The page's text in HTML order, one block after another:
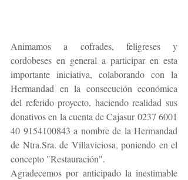
Animamos a cofrades, feligreses y
cordobeses en general a participar en esta
importante iniciativa, colaborando con la
Hermandad en la consecución económica
del referido proyecto, haciendo realidad sus
donativos en la cuenta de Cajasur 0237 6001
40 9154100843 a nombre de la Hermandad
de Ntra.Sra. de Villaviciosa, poniendo en el
concepto "Restauración".
Agradecemos por anticipado la inestimable